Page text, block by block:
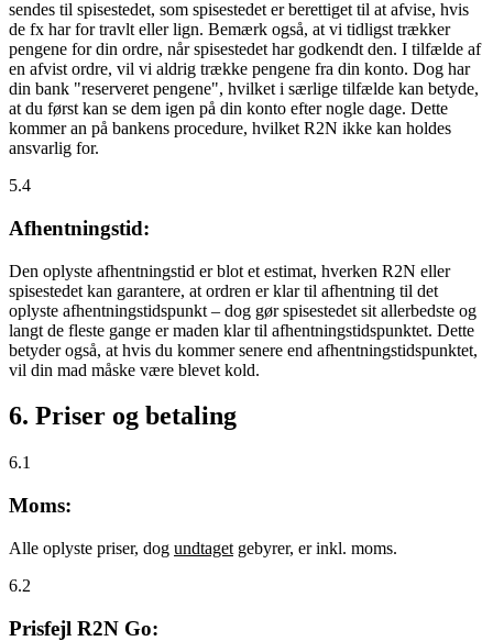
sendes til spisestedet, som spisestedet er berettiget til at afvise, hvis
de fx har for travlt eller lign. Bemærk også, at vi tidligst trækker
pengene for din ordre, når spisestedet har godkendt den. I tilfælde af
en afvist ordre, vil vi aldrig trække pengene fra din konto. Dog har
din bank "reserveret pengene", hvilket i særlige tilfælde kan betyde,
at du først kan se dem igen på din konto efter nogle dage. Dette
kommer an på bankens procedure, hvilket R2N ikke kan holdes
ansvarlig for.
5.4
Afhentningstid:
Den oplyste afhentningstid er blot et estimat, hverken R2N eller
spisestedet kan garantere, at ordren er klar til afhentning til det
oplyste afhentningstidspunkt – dog gør spisestedet sit allerbedste og
langt de fleste gange er maden klar til afhentningstidspunktet. Dette
betyder også, at hvis du kommer senere end afhentningstidspunktet,
vil din mad måske være blevet kold.
6. Priser og betaling
6.1
Moms:
Alle oplyste priser, dog undtaget gebyrer, er inkl. moms.
6.2
Prisfejl R2N Go: